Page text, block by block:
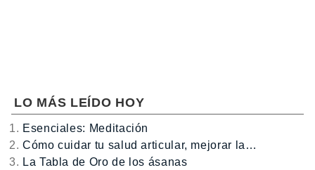
LO MÁS LEÍDO HOY
Esenciales: Meditación
Cómo cuidar tu salud articular, mejorar la…
La Tabla de Oro de los ásanas